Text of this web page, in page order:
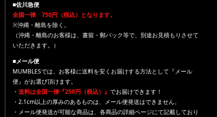
■佐川急便
全国一律 750円（税込）となります。
※沖縄・離島を除く。
（沖縄・離島のお客様は、書留・郵パック等で、別途お見積もりさせて
いただきます。）
■メール便
MUMBLESでは、お客様に送料を安くお届けする方法として『メール
便』がお選び頂けます。
・ 送料は全国一律『250円（税込）』 でお届けできます！
・2.1cm以上の厚みのあるものは、メール便発送はできません。
・メール便発送が可能な商品は、各商品の詳細ページにて記載しており